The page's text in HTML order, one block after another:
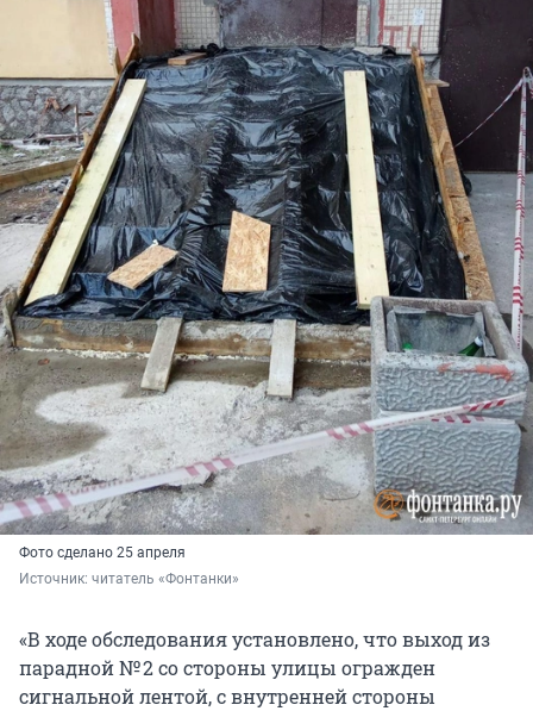
Фото сделано 25 апреля
Источник: читатель «Фонтанки»
«В ходе обследования установлено, что выход из
парадной № 2 со стороны улицы огражден
сигнальной лентой, с внутренней стороны